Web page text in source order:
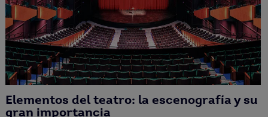
Elementos del teatro: la escenografía y su
gran importancia